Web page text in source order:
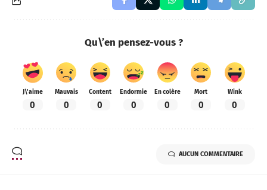
Qu\’en pensez-vous ?
J\'aime
0
Mauvais
0
Content
0
Endormie
0
En colère
0
Mort
0
Wink
0
AUCUN COMMENTAIRE